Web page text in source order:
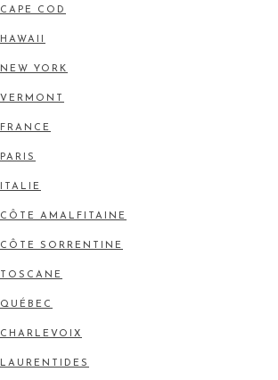
CAPE COD
HAWAII
NEW YORK
VERMONT
FRANCE
PARIS
ITALIE
CÔTE AMALFITAINE
CÔTE SORRENTINE
TOSCANE
QUÉBEC
CHARLEVOIX
LAURENTIDES